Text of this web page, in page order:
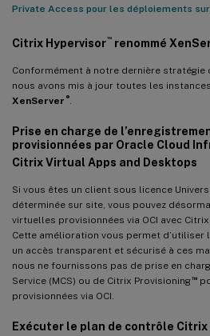
Private Access pour les déploiements
Citrix Hypervisor™ renommé
Conformément à notre dernière stratégie
nous avons mis à jour toutes les
XenServer ®.
Prise en charge de
provisionnées par Oracle Cloud
Citrix Virtual Apps and Desktops
Si vous êtes un client sous licence
déterminée sur site, vous pouvez
virtuelles provisionnées via OCI avec
Cette amélioration vous permet
un accès transparent et sécurisé à ces
nous ne fournissons pas de prise en
Service (MCS) ou de Citrix Provisioning™
provisionnées via OCI.
Exécuter le plan de contrôle Citrix